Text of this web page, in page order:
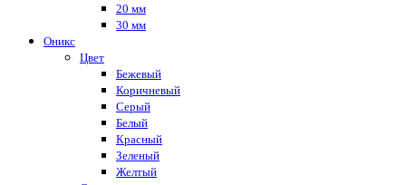
20 мм
30 мм
Оникс
Цвет
Бежевый
Коричневый
Серый
Белый
Красный
Зеленый
Желтый